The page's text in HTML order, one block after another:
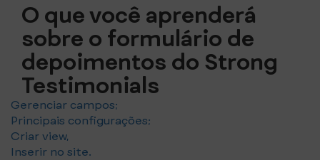
O que você aprenderá
sobre o formulário de
depoimentos do Strong
Testimonials
Gerenciar campos;
Principais configurações;
Criar view,
Inserir no site.